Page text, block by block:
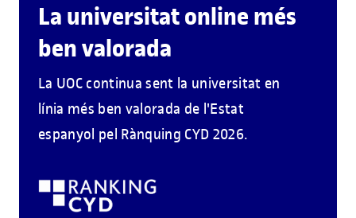
La universitat online més
ben valorada
La UOC continua sent la universitat en
línia més ben valorada de l'Estat
espanyol pel Rànquing CYD 2026.